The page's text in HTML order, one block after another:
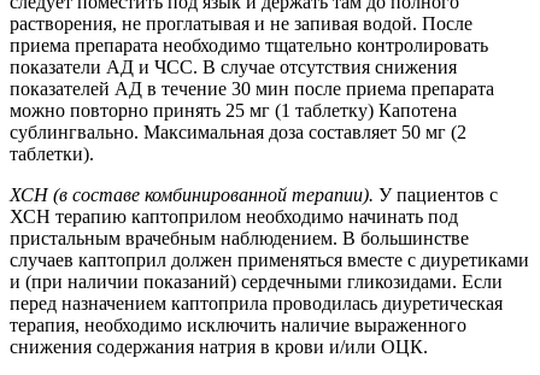
растворения, не проглатывая и не запивая водой. После
приема препарата необходимо тщательно контролировать
показатели АД и ЧСС. В случае отсутствия снижения
показателей АД в течение 30 мин после приема препарата
можно повторно принять 25 мг (1 таблетку) Капотена
сублингвально. Максимальная доза составляет 50 мг (2
таблетки).
ХСН (в составе комбинированной терапии). У пациентов с
ХСН терапию каптоприлом необходимо начинать под
пристальным врачебным наблюдением. В большинстве
случаев каптоприл должен применяться вместе с диуретиками
и (при наличии показаний) сердечными гликозидами. Если
перед назначением каптоприла проводилась диуретическая
терапия, необходимо исключить наличие выраженного
снижения содержания натрия в крови и/или ОЦК.